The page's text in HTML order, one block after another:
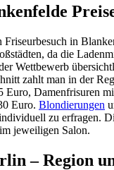
Friseurbesuch in
da die
Wettbewerb
zahlt man in der
Euro, Damenfrisuren
Euro. Blondierungen
zu erfragen.
jeweiligen Salon.
– Region